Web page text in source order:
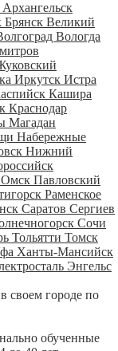
Архангельск
Брянск Великий
Вологда
Иркутск Истра
Кашира
Краснодар
Магадан
Набережные
Нижний
Омск Павловский
Раменское
Саратов Сергиев
Сочи
Тольятти Томск
Ханты-Мансийск
Энгельс
своем городе по
обученные